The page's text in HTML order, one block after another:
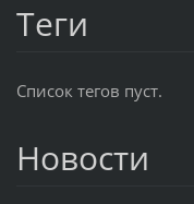
Теги
Список тегов пуст.
Новости